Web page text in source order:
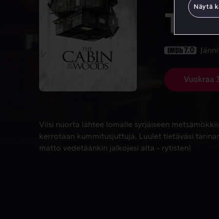
The
7.0
Vuokraa
Viisi nuorta lähtee lomalle syrjäiseen
Viisi nuorta lähtee lomalle syrjäiseen
kerrotaan kummitusjuttuja. Luulet tietäväsi
matto vedetäänkin jalkojesi alta - rytisten!
Näytä